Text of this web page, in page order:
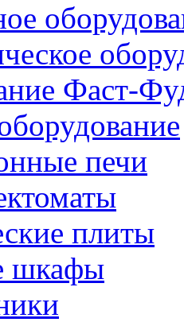
Фаст-
печи
плиты
шкафы